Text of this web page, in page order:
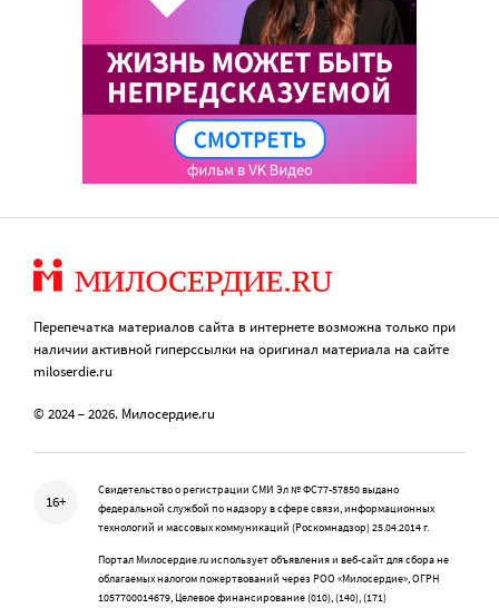
Перепечатка материалов сайта в интернете возможна только при
наличии активной гиперссылки на оригинал материала на сайте
miloserdie.ru
© 2024 – 2026. Милосердие.ru
16+
Свидетельство о регистрации СМИ Эл № ФС77-57850 выдано
федеральной службой по надзору в сфере связи, информационных
технологий и массовых коммуникаций (Роскомнадзор) 25.04.2014 г.
Портал Милосердие.ru использует объявления и веб-сайт для сбора не
облагаемых налогом пожертвований через РОО «Милосердие», ОГРН
1057700014679, Целевое финансирование (010), (140), (171)